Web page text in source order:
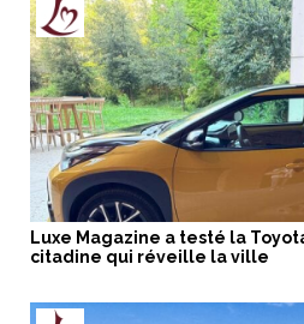
Luxe Magazine a testé la
citadine qui réveille la ville